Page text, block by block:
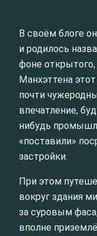
В своём блоге
и родилось
фоне открытого,
Манхэттена
почти
впечатление,
нибудь
«поставили»
застройки.
При этом
вокруг здания
за суровым
вполне